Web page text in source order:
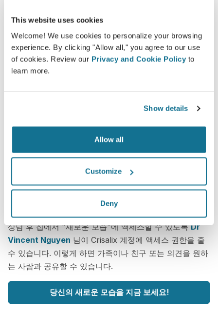
This website uses cookies
Welcome! We use cookies to personalize your browsing
experience. By clicking "Allow all," you agree to our use
of cookies. Review our Privacy and Cookie Policy to
learn more.
Show details
Allow all
Customize
Deny
가장 잘 어울리는 것이 무엇인지 알고 싶습
니까?
상담 후 집에서 "새로운 모습"에 액세스할 수 있도록Dr
Vincent Nguyen 님이 Crisalix 계정에 액세스 권한을 줄
수 있습니다. 이렇게 하면 가족이나 친구 또는 의견을 원하
는 사람과 공유할 수 있습니다.
당신의 새로운 모습을 지금 보세요!